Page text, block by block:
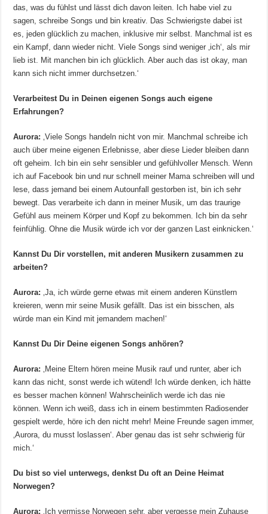
das, was du fühlst und lässt dich davon leiten. Ich habe viel zu
sagen, schreibe Songs und bin kreativ. Das Schwierigste dabei ist
es, jeden glücklich zu machen, inklusive mir selbst. Manchmal ist es
ein Kampf, dann wieder nicht. Viele Songs sind weniger ‚ich‘, als mir
lieb ist. Mit manchen bin ich glücklich. Aber auch das ist okay, man
kann sich nicht immer durchsetzen.‘
Verarbeitest Du in Deinen eigenen Songs auch eigene
Erfahrungen?
Aurora: ‚Viele Songs handeln nicht von mir. Manchmal schreibe ich
auch über meine eigenen Erlebnisse, aber diese Lieder bleiben dann
oft geheim. Ich bin ein sehr sensibler und gefühlvoller Mensch. Wenn
ich auf Facebook bin und nur schnell meiner Mama schreiben will und
lese, dass jemand bei einem Autounfall gestorben ist, bin ich sehr
bewegt. Das verarbeite ich dann in meiner Musik, um das traurige
Gefühl aus meinem Körper und Kopf zu bekommen. Ich bin da sehr
feinfühlig. Ohne die Musik würde ich vor der ganzen Last einknicken.‘
Kannst Du Dir vorstellen, mit anderen Musikern zusammen zu
arbeiten?
Aurora: ‚Ja, ich würde gerne etwas mit einem anderen Künstlern
kreieren, wenn mir seine Musik gefällt. Das ist ein bisschen, als
würde man ein Kind mit jemandem machen!‘
Kannst Du Dir Deine eigenen Songs anhören?
Aurora: ‚Meine Eltern hören meine Musik rauf und runter, aber ich
kann das nicht, sonst werde ich wütend! Ich würde denken, ich hätte
es besser machen können! Wahrscheinlich werde ich das nie
können. Wenn ich weiß, dass ich in einem bestimmten Radiosender
gespielt werde, höre ich den nicht mehr! Meine Freunde sagen immer,
‚Aurora, du musst loslassen‘. Aber genau das ist sehr schwierig für
mich.‘
Du bist so viel unterwegs, denkst Du oft an Deine Heimat
Norwegen?
Aurora: ‚Ich vermisse Norwegen sehr, aber vergesse mein Zuhause